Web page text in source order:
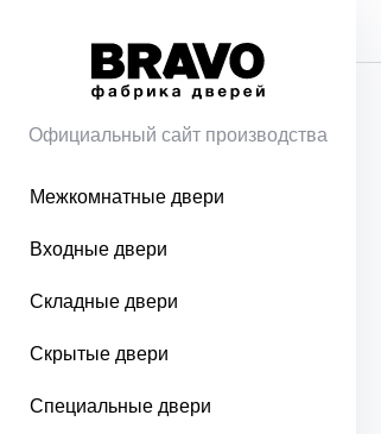
Официальный сайт производства
Межкомнатные двери
Входные двери
Складные двери
Скрытые двери
Специальные двери